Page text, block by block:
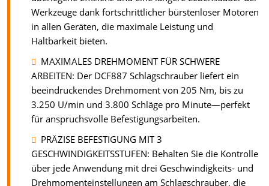
Werkzeuge dank fortschrittlicher bürstenloser Motoren
in allen Geräten, die maximale Leistung und
Haltbarkeit bieten.
MAXIMALES DREHMOMENT FÜR SCHWERE
ARBEITEN: Der DCF887 Schlagschrauber liefert ein
beeindruckendes Drehmoment von 205 Nm, bis zu
3.250 U/min und 3.800 Schläge pro Minute—perfekt
für anspruchsvolle Befestigungsarbeiten.
PRÄZISE BEFESTIGUNG MIT 3
GESCHWINDIGKEITSSTUFEN: Behalten Sie die Kontrolle
über jede Anwendung mit drei Geschwindigkeits- und
Drehmomenteinstellungen am Schlagschrauber, die